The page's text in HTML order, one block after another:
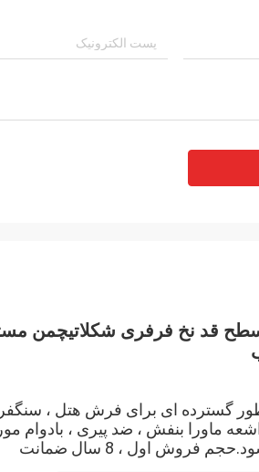
نخ فرفری شکلاتیچمن
گسترده ای برای فرش هتل ،
ماورا بنفش ، ضد پیری ، بادوام
فروش اول ، 8 سال ضمانت